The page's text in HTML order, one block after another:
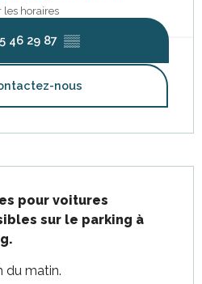
les horaires
46 29 87 ▒▒
nous
pour voitures
sur le parking à
du matin.